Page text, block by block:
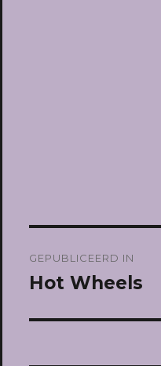
navigatie
GEPUBLICEERD IN
Hot Wheels